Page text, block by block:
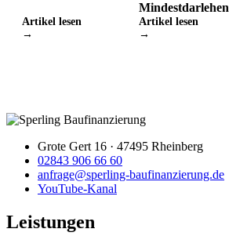
Artikel lesen
→
Mindestdarlehen
Artikel lesen
→
Grote Gert 16 · 47495 Rheinberg
02843 906 66 60
anfrage@sperling-baufinanzierung.de
YouTube-Kanal
Leistungen